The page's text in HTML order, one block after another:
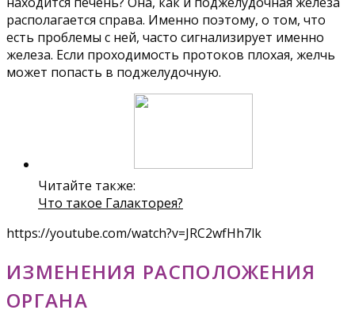
располагается справа. Именно поэтому, о том, что
есть проблемы с ней, часто сигнализирует именно
железа. Если проходимость протоков плохая, желчь
может попасть в поджелудочную.
Читайте также:
Что такое Галакторея?
https://youtube.com/watch?v=JRC2wfHh7lk
ИЗМЕНЕНИЯ РАСПОЛОЖЕНИЯ
ОРГАНА